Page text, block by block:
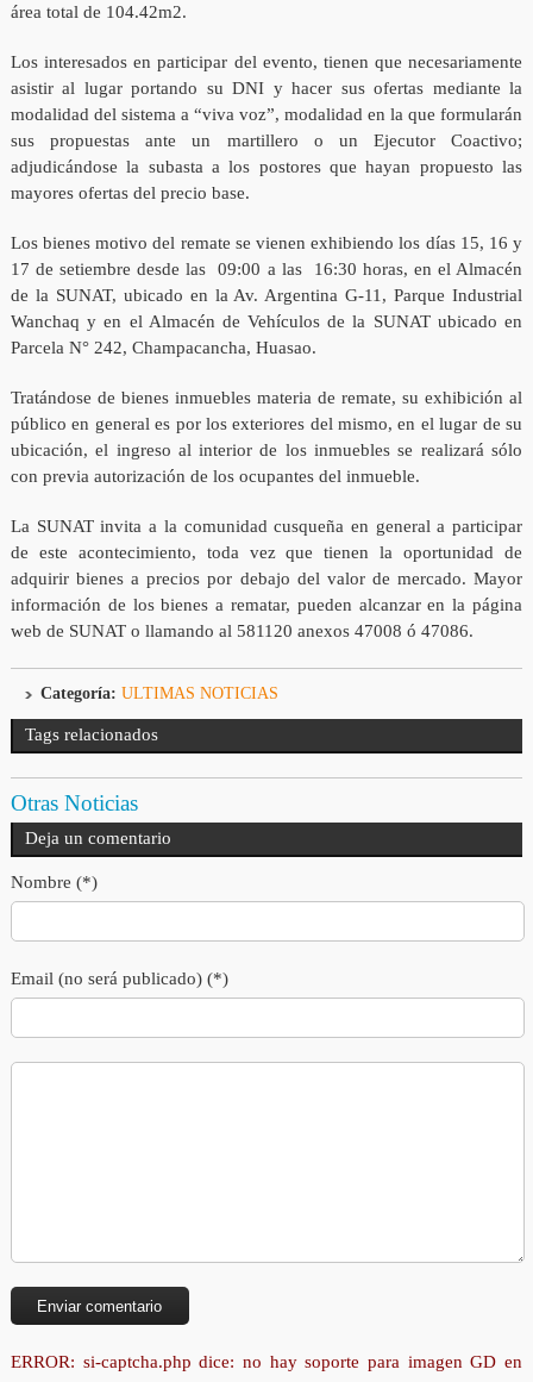
área total de 104.42m2.
Los interesados en participar del evento, tienen que necesariamente
asistir al lugar portando su DNI y hacer sus ofertas mediante la
modalidad del sistema a “viva voz”, modalidad en la que formularán
sus propuestas ante un martillero o un Ejecutor Coactivo;
adjudicándose la subasta a los postores que hayan propuesto las
mayores ofertas del precio base.
Los bienes motivo del remate se vienen exhibiendo los días 15, 16 y
17 de setiembre desde las 09:00 a las 16:30 horas, en el Almacén
de la SUNAT, ubicado en la Av. Argentina G-11, Parque Industrial
Wanchaq y en el Almacén de Vehículos de la SUNAT ubicado en
Parcela N° 242, Champacancha, Huasao.
Tratándose de bienes inmuebles materia de remate, su exhibición al
público en general es por los exteriores del mismo, en el lugar de su
ubicación, el ingreso al interior de los inmuebles se realizará sólo
con previa autorización de los ocupantes del inmueble.
La SUNAT invita a la comunidad cusqueña en general a participar
de este acontecimiento, toda vez que tienen la oportunidad de
adquirir bienes a precios por debajo del valor de mercado. Mayor
información de los bienes a rematar, pueden alcanzar en la página
web de SUNAT o llamando al 581120 anexos 47008 ó 47086.
Categoría: ULTIMAS NOTICIAS
Tags relacionados
Otras Noticias
Deja un comentario
Nombre (*)
Email (no será publicado) (*)
ERROR: si-captcha.php dice: no hay soporte para imagen GD en